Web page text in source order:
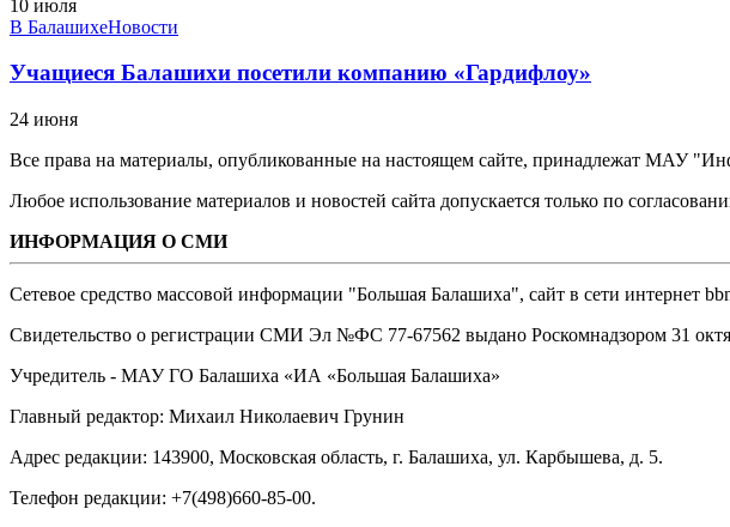
10 июля
В БалашихеНовости
Учащиеся Балашихи посетили компанию «Гардифлоу»
24 июня
Все права на материалы, опубликованные на настоящем сайте, принадлежат МАУ
Любое использование материалов и новостей сайта допускается только по
ИНФОРМАЦИЯ О СМИ
Сетевое средство массовой информации "Большая Балашиха", сайт в сети интернет
Свидетельство о регистрации СМИ Эл №ФС ‎77-67562 выдано Роскомнадзором 31
Учредитель - МАУ ГО Балашиха «ИА «Большая Балашиха»
Главный редактор: Михаил Николаевич Грунин
Адрес редакции: 143900, Московская область, г. Балашиха, ул. Карбышева, д. 5.
Телефон редакции: +7(498)660-85-00.